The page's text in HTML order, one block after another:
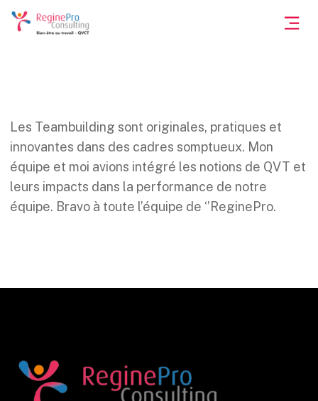
Les Teambuilding sont originales, pratiques et
innovantes dans des cadres somptueux. Mon
équipe et moi avions intégré les notions de QVT et
leurs impacts dans la performance de notre
équipe. Bravo à toute l’équipe de ‘’ReginePro.